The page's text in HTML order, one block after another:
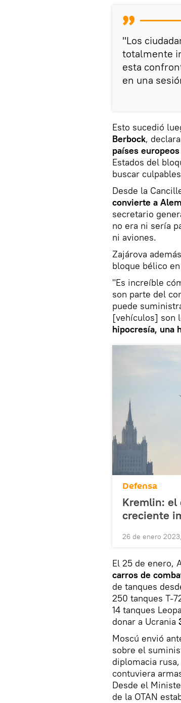
"Los
totalmente
esta
en una
Esto sucedió
Berbock,
países
Estados del
buscar
Desde la
convierte a
secretario
no era ni sería
ni aviones.
Zajárova
bloque bélico
"Es increíble
son parte del
puede
[vehículos] son
hipocresía, una
Defensa
Kremlin: el
creciente
26 de enero
El 25 de enero,
carros de
de tanques
250 tanques T-
14 tanques
donar a Ucrania
Moscú envió
sobre el
diplomacia rusa,
contuviera
Desde el
de la OTAN